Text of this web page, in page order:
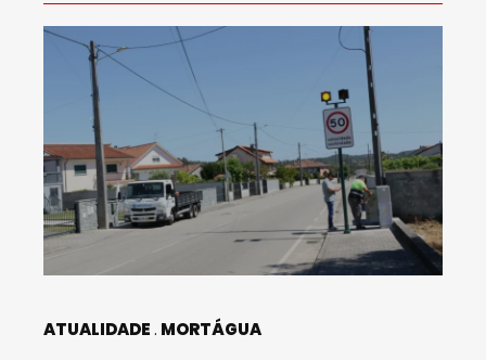
ATUALIDADE MORTÁGUA